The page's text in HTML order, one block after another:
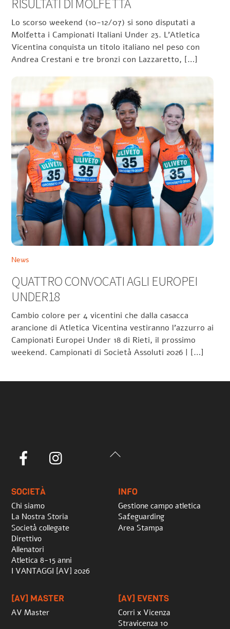
RISULTATI DI MOLFETTA
Lo scorso weekend (10-12/07) si sono disputati a
Molfetta i Campionati Italiani Under 23. L’Atletica
Vicentina conquista un titolo italiano nel peso con
Andrea Crestani e tre bronzi con Lazzaretto, […]
News
QUATTRO CONVOCATI AGLI EUROPEI
UNDER18
Cambio colore per 4 vicentini che dalla casacca
arancione di Atletica Vicentina vestiranno l’azzurro ai
Campionati Europei Under 18 di Rieti, il prossimo
weekend. Campionati di Società Assoluti 2026 | […]
Back
Facebook
SOCIETÀ
Chi siamo
La Nostra Storia
Società collegate
Direttivo
Allenatori
Atletica 8-15 anni
I VANTAGGI [AV] 2026
INFO
Gestione campo atletica
Safeguarding
Area Stampa
[AV] MASTER
AV Master
[AV] EVENTS
Corri x Vicenza
Stravicenza 10